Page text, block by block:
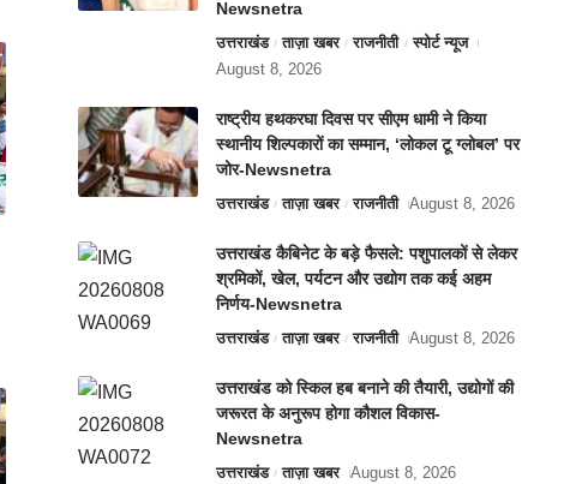
Newsnetra
उत्तराखंड ताज़ा खबर राजनीती
स्पोर्ट न्यूज
August 8, 2026
राष्ट्रीय हथकरघा दिवस पर सीएम धामी ने किया
स्थानीय शिल्पकारों का सम्मान, ‘लोकल टू ग्लोबल’ पर
जोर-Newsnetra
उत्तराखंड ताज़ा खबर राजनीती August 8, 2026
उत्तराखंड कैबिनेट के बड़े फैसले: पशुपालकों से लेकर
श्रमिकों, खेल, पर्यटन और उद्योग तक कई अहम
निर्णय-Newsnetra
उत्तराखंड ताज़ा खबर राजनीती August 8, 2026
उत्तराखंड को स्किल हब बनाने की तैयारी, उद्योगों की
जरूरत के अनुरूप होगा कौशल विकास-
Newsnetra
उत्तराखंड ताज़ा खबर August 8, 2026